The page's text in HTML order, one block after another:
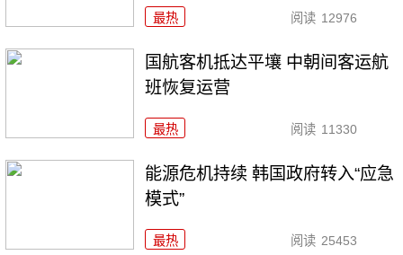
最热 阅读 12976
国航客机抵达平壤 中朝间客运航
班恢复运营
最热 阅读 11330
能源危机持续 韩国政府转入“应急
模式”
最热 阅读 25453